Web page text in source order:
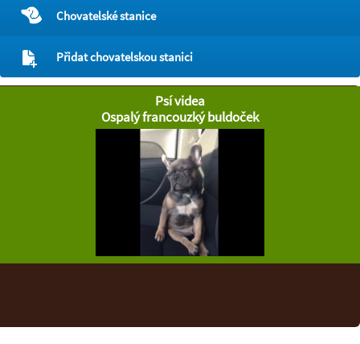
Chovatelské stanice
Přidat chovatelskou stanici
Psí videa
Ospalý francouzký buldoček